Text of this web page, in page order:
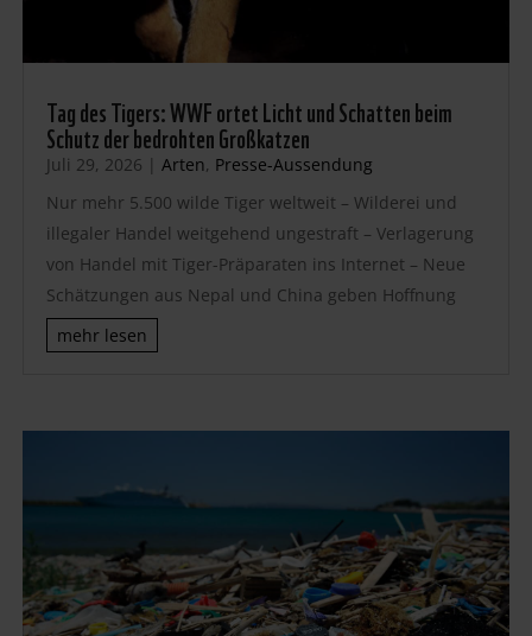
Tag des Tigers: WWF ortet Licht und Schatten beim
Schutz der bedrohten Großkatzen
Juli 29, 2026 | Arten, Presse-Aussendung
Nur mehr 5.500 wilde Tiger weltweit – Wilderei und
illegaler Handel weitgehend ungestraft – Verlagerung
von Handel mit Tiger-Präparaten ins Internet – Neue
Schätzungen aus Nepal und China geben Hoffnung
mehr lesen